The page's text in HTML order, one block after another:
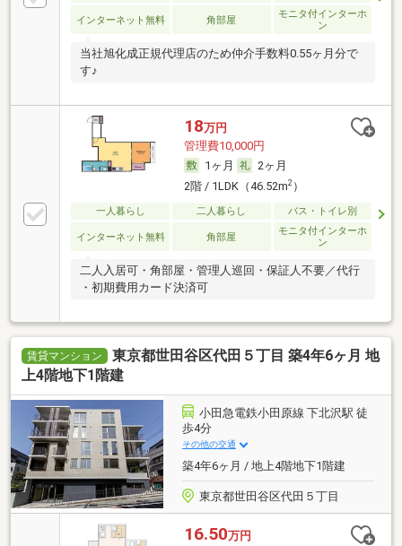
インターネット無料 角部屋
モニタ付インターホ
ン
当社旭化成正規代理店のため仲介手数料0.55ヶ月分で
す♪
18万円
管理費10,000円
1ヶ月
2ヶ月
2階 / 1LDK（46.52m2）
一人暮らし 二人暮らし バス・トイレ別
インターネット無料 角部屋
モニタ付インターホ
ン
二人入居可・角部屋・管理人巡回・保証人不要／代行
・初期費用カード決済可
賃貸マンション
東京都世田谷区代田５丁目 築4年6ヶ月 地
上4階地下1階建
小田急電鉄小田原線 下北沢駅 徒
歩4分
その他の交通
築4年6ヶ月 / 地上4階地下1階建
東京都世田谷区代田５丁目
16.50万円